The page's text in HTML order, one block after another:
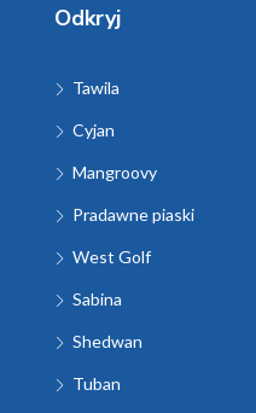
Odkryj
Tawila
Cyjan
Mangroovy
Pradawne piaski
West Golf
Sabina
Shedwan
Tuban